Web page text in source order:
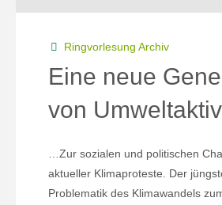
Ringvorlesung Archiv
Eine neue
von
…Zur sozialen und politischen
aktueller Klimaproteste. Der
Problematik des Klimawandels